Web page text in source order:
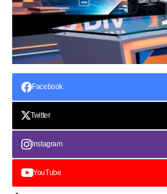
Facebook
Twitter
Instagram
YouTube